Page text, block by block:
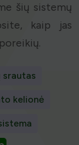
šių sistemų
kaip jas
srautas
kelionė